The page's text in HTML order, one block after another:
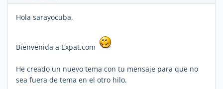
Hola sarayocuba,
Bienvenida a Expat.com
He creado un nuevo tema con tu mensaje para que no
sea fuera de tema en el otro hilo.